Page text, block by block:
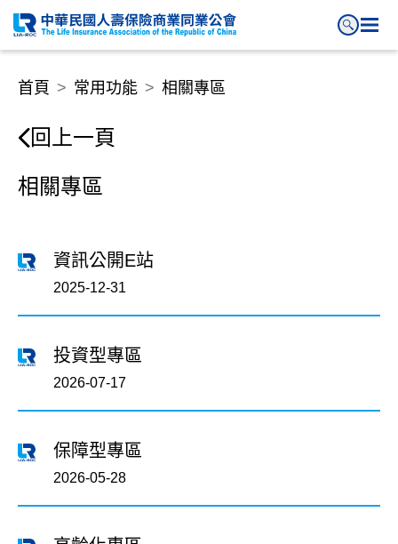
首頁 常用功能 相關專區
回上一頁
相關專區
資訊公開E站
2025-12-31
投資型專區
2026-07-17
保障型專區
2026-05-28